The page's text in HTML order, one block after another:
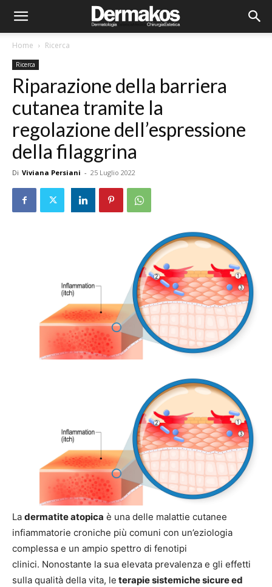
Home Ricerca
Ricerca
Riparazione della barriera
cutanea tramite la
regolazione dell’espressione
della filaggrina
Di Viviana Persiani - 25 Luglio 2022
La dermatite atopica è una delle malattie cutanee
infiammatorie croniche più comuni con un’eziologia
complessa e un ampio spettro di fenotipi
clinici. Nonostante la sua elevata prevalenza e gli effetti
sulla qualità della vita, le terapie sistemiche sicure ed